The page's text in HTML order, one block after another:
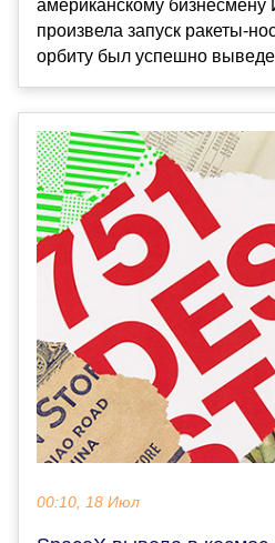
американскому бизнесмену
произвела запуск ракеты-
орбиту был успешно
00:10, 18 Июл